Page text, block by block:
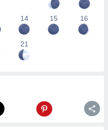
14 15 16
21